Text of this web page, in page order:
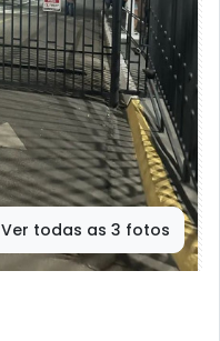
Ver todas as 3 fotos